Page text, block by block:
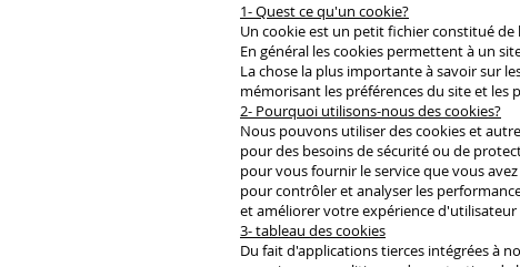
1- Quest ce qu'un cookie?
Un cookie est un petit fichier constitué
En général les cookies permettent à un
La chose la plus importante à savoir sur
mémorisant les préférences du site et les
2- Pourquoi utilisons-nous des cookies?
Nous pouvons utiliser des cookies et
pour des besoins de sécurité ou de
pour vous fournir le service que vous
pour contrôler et analyser les
et améliorer votre expérience d'utilisateur
3- tableau des cookies
Du fait d'applications tierces intégrées à